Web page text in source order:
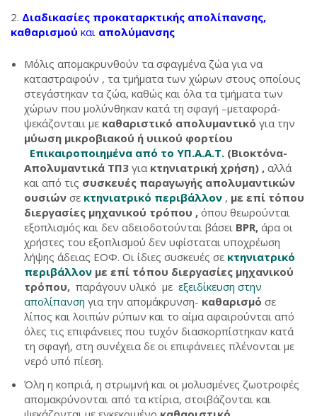
Διαδικασίες προκαταρκτικής απολίπανσης,
καθαρισμού και απολύμανσης
Μόλις απομακρυνθούν τα σφαγμένα ζώα για να
καταστραφούν , τα τμήματα των χώρων στους οποίους
στεγάστηκαν τα ζώα, καθώς και όλα τα τμήματα των
χώρων που μολύνθηκαν κατά τη σφαγή –μεταφορά-
ψεκάζονταιι με καθαριστικό απολυμαντικό για την
μύωση μικροβιακού ή υιικού φορτίου
Επικαιροποιημένα από το ΥΠ.Α.Α.Τ. (Βιοκτόνα-
Απολυμαντικά ΤΠ3 για κτηνιατρική χρήση) , αλλά
και από τις συσκευές παραγωγής απολυμαντικών
ουσιών σε κτηνιατρικό περιβάλλον , με επί τόπου
διεργασίες μηχανικού τρόπου , όπου θεωρούνται
εξοπλισμός και δεν αδειοδοτούνται βάσει BPR, άρα οι
χρήστες του εξοπλισμού δεν υφίσταται υποχρέωση
λήψης άδειας ΕΟΦ. Οι ίδιες συσκευές σε κτηνιατρικό
περιβάλλον με επί τόπου διεργασίες μηχανικού
τρόπου, παράγουν υλικό με εξειδίκευση στην
απολίπανση για την απομάκρυνση- καθαρισμό σε
λίπος και λοιπών ρύπων και το αίμα αφαιρούνται από
όλες τις επιφάνειες που τυχόν διασκορπίστηκαν κατά
τη σφαγή, στη συνέχεια δε οι επιφάνειες πλένονται με
νερό υπό πίεση.
Όλη η κοπριά, η στρωμνή και οι μολυσμένες ζωοτροφές
απομακρύνονται από τα κτίρια, στοιβάζονται και